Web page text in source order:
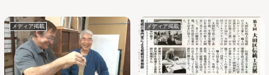
メディア掲載 メディア掲載